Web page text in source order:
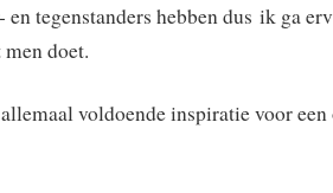
en tegenstanders hebben dus ik ga
doet.
voldoende inspiratie voor